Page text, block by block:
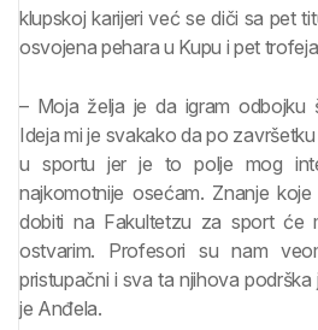
klupskoj karijeri već se diči sa pet
osvojena pehara u Kupu i pet
– Moja želja je da igram odbojku
Ideja mi je svakako da po
u sportu jer je to polje mog
najkomotnije osećam. Znanje
dobiti na Fakultetzu za sport će
ostvarim. Profesori su nam
pristupačni i sva ta njihova
je Anđela.